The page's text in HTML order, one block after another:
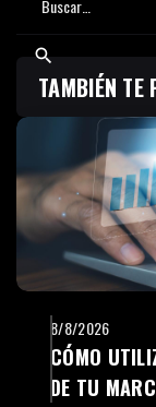
TAMBIÉN TE
8/8/2026
CÓMO
DE TU